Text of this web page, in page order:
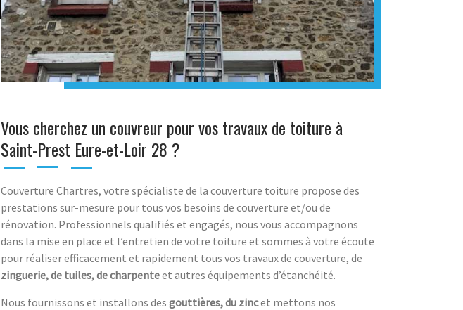
Vous cherchez un couvreur pour vos travaux de toiture à
Saint-Prest Eure-et-Loir 28 ?
Couverture Chartres, votre spécialiste de la couverture toiture propose des
prestations sur-mesure pour tous vos besoins de couverture et/ou de
rénovation. Professionnels qualifiés et engagés, nous vous accompagnons
dans la mise en place et l’entretien de votre toiture et sommes à votre écoute
pour réaliser efficacement et rapidement tous vos travaux de couverture, de
zinguerie, de tuiles, de charpenteet autres équipements d’étanchéité.
Nous fournissons et installons des gouttières, du zincet mettons nos